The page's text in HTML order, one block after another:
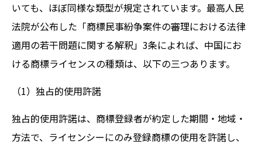
いても、ほぼ同様な類型が規定されています。最高人民
法院が公布した「商標民事紛争案件の審理における法律
適用の若干問題に関する解釈」3条によれば、中国にお
ける商標ライセンスの種類は、以下の三つあります。
（1）独占的使用許諾
独占的使用許諾は、商標登録者が約定した期間・地域・
方法で、ライセンシーにのみ登録商標の使用を許諾し、